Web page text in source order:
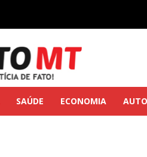
SAÚDE ECONOMIA